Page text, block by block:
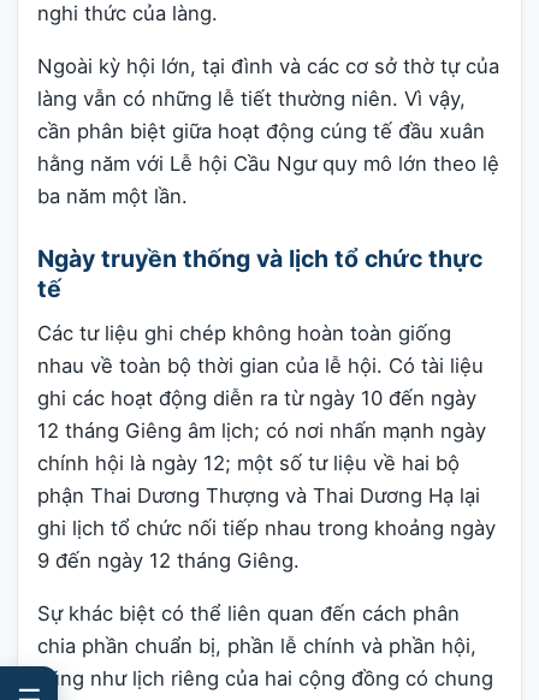
nghi thức của làng.
Ngoài kỳ hội lớn, tại đình và các cơ sở thờ tự của
làng vẫn có những lễ tiết thường niên. Vì vậy,
cần phân biệt giữa hoạt động cúng tế đầu xuân
hằng năm với Lễ hội Cầu Ngư quy mô lớn theo lệ
ba năm một lần.
Ngày truyền thống và lịch tổ chức thực
tế
Các tư liệu ghi chép không hoàn toàn giống
nhau về toàn bộ thời gian của lễ hội. Có tài liệu
ghi các hoạt động diễn ra từ ngày 10 đến ngày
12 tháng Giêng âm lịch; có nơi nhấn mạnh ngày
chính hội là ngày 12; một số tư liệu về hai bộ
phận Thai Dương Thượng và Thai Dương Hạ lại
ghi lịch tổ chức nối tiếp nhau trong khoảng ngày
9 đến ngày 12 tháng Giêng.
Sự khác biệt có thể liên quan đến cách phân
chia phần chuẩn bị, phần lễ chính và phần hội,
cũng như lịch riêng của hai cộng đồng có chung